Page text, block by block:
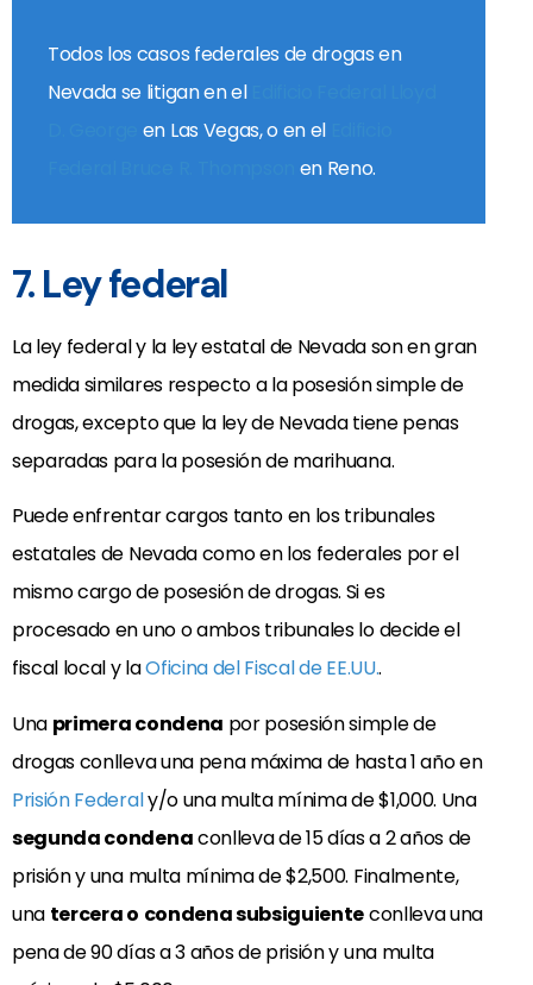
Todos los casos federales de drogas en
Nevada se litigan en el
en Las Vegas, o en el
en Reno.
7. Ley federal
La ley federal y la ley estatal de Nevada son en gran
medida similares respecto a la posesión simple de
drogas, excepto que la ley de Nevada tiene penas
separadas para la posesión de marihuana.
Puede enfrentar cargos tanto en los tribunales
estatales de Nevada como en los federales por el
mismo cargo de posesión de drogas. Si es
procesado en uno o ambos tribunales lo decide el
fiscal local y laOficina del Fiscal de EE.UU..
Una primera condena por posesión simple de
drogas conlleva una pena máxima de hasta 1 año en
Prisión Federaly/o una multa mínima de $1,000. Una
segunda condenaconlleva de 15 días a 2 años de
prisión y una multa mínima de $2,500. Finalmente,
una tercera o condena subsiguienteconlleva una
pena de 90 días a 3años de prisión y una multa